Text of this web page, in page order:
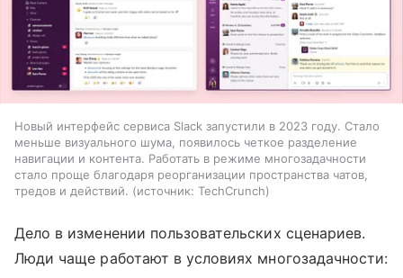
Новый интерфейс сервиса Slack запустили в 2023 году. Стало
меньше визуального шума, появилось четкое разделение
навигации и контента. Работать в режиме многозадачности
стало проще благодаря реорганизации пространства чатов,
тредов и действий.
источник: TechCrunch
Дело в изменении пользовательских сценариев.
Люди чаще работают в условиях многозадачности: